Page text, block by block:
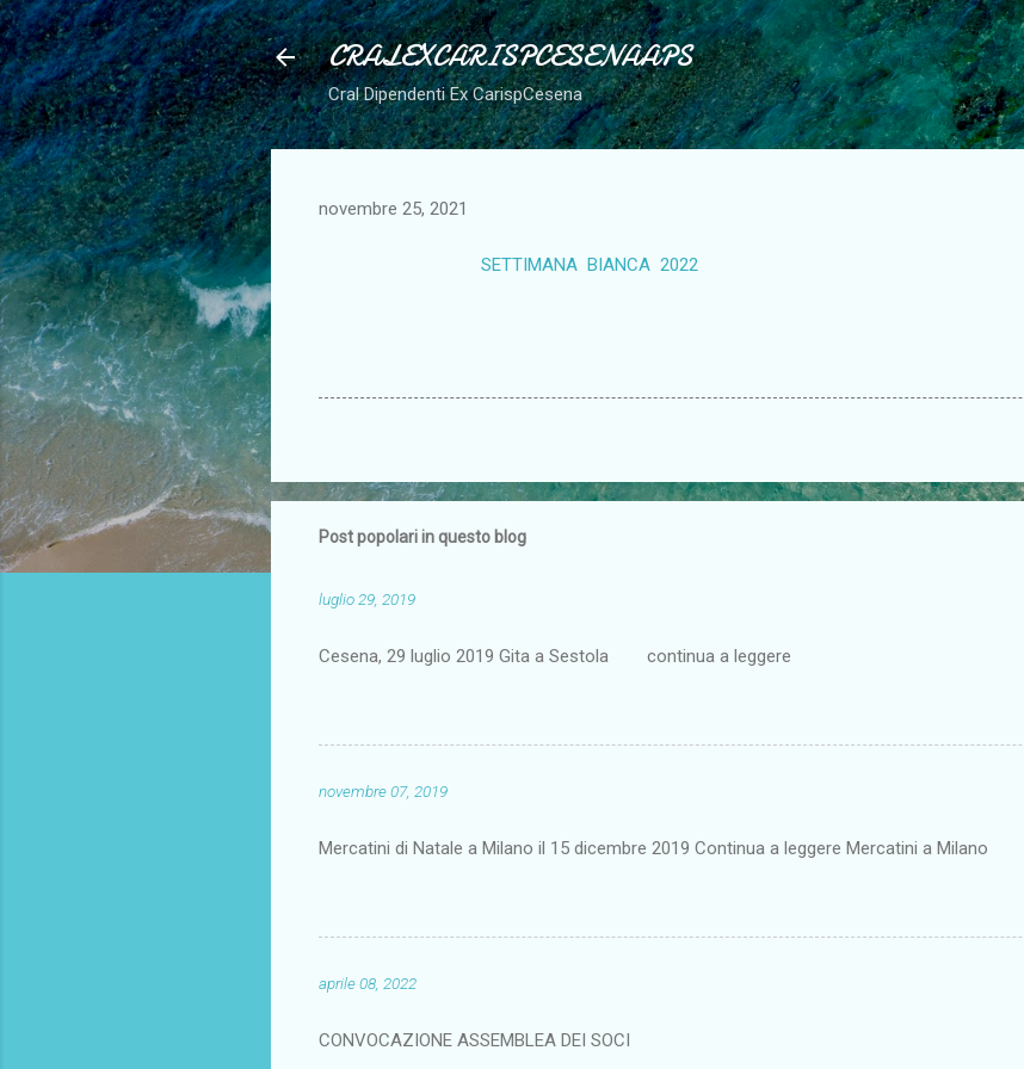
Passa ai contenuti principali
CRALEXCARISPCESENAAPS
Cral Dipendenti Ex CarispCesena
novembre 25, 2021
SETTIMANA BIANCA 2022
Post popolari in questo blog
luglio 29, 2019
Cesena, 29 luglio 2019 Gita a Sestola continua a leggere
novembre 07, 2019
Mercatini di Natale a Milano il 15 dicembre 2019 Continua a leggere Mercatini a Milano
aprile 08, 2022
CONVOCAZIONE ASSEMBLEA DEI SOCI